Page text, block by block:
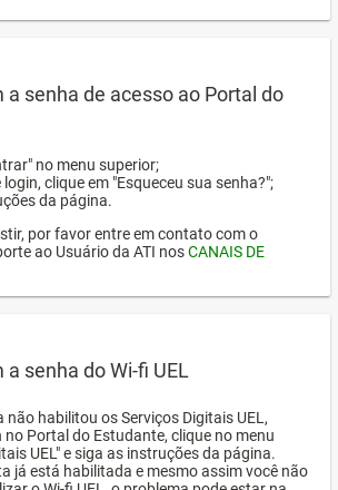
a senha de acesso ao Portal do
no menu superior;
clique em "Esqueceu sua senha?";
da página.
por favor entre em contato com o
ao Usuário da ATI nosCANAIS DE
senha do Wi-fi UEL
não habilitou os Serviços Digitais UEL,
no Portal do Estudante, clique no menu
UEL" e siga as instruções da página.
já está habilitada e mesmo assim você não